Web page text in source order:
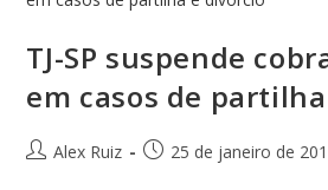
TJ-SP suspende
em casos de
Alex Ruiz 25 de janeiro de